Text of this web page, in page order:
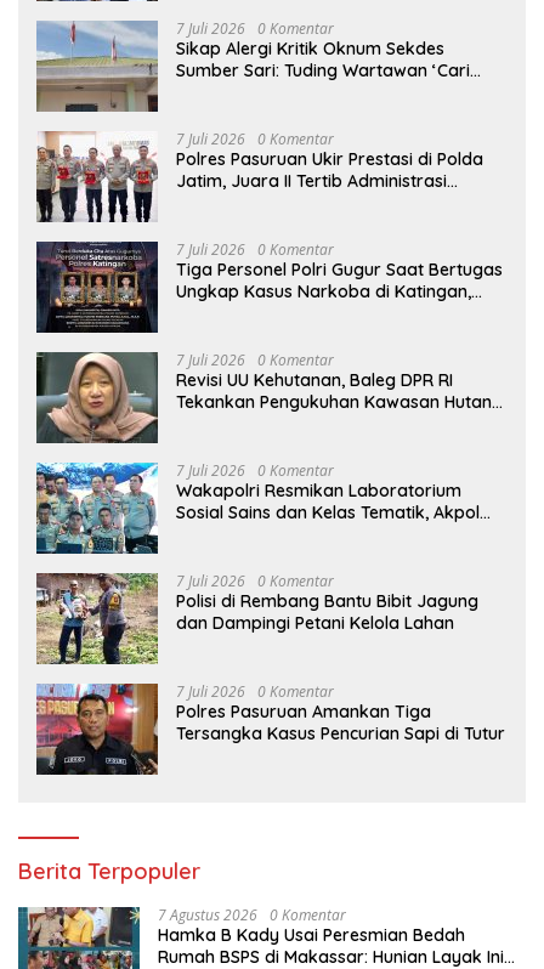
7 Juli 2026 0 Komentar
Sikap Alergi Kritik Oknum Sekdes
Sumber Sari: Tuding Wartawan ‘Cari
CETAR yang Diduga Mandek
7 Juli 2026 0 Komentar
Polres Pasuruan Ukir Prestasi di Polda
Jatim, Juara II Tertib Administrasi
7 Juli 2026 0 Komentar
Tiga Personel Polri Gugur Saat Bertugas
Ungkap Kasus Narkoba di Katingan,
7 Juli 2026 0 Komentar
Revisi UU Kehutanan, Baleg DPR RI
Tekankan Pengukuhan Kawasan Hutan
7 Juli 2026 0 Komentar
Wakapolri Resmikan Laboratorium
Sosial Sains dan Kelas Tematik, Akpol
7 Juli 2026 0 Komentar
Polisi di Rembang Bantu Bibit Jagung
dan Dampingi Petani Kelola Lahan
7 Juli 2026 0 Komentar
Polres Pasuruan Amankan Tiga
Tersangka Kasus Pencurian Sapi di Tutur
Berita Terpopuler
7 Agustus 2026 0 Komentar
Hamka B Kady Usai Peresmian Bedah
Rumah BSPS di Makassar: Hunian Layak Ini